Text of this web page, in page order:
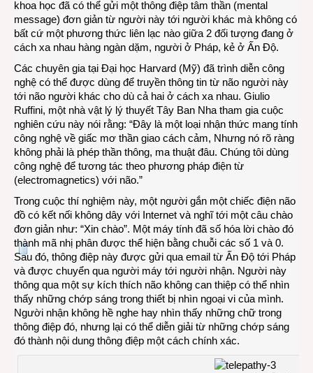
khoa học đã có thể gửi một thông điệp tâm thần (mental
message) đơn giản từ người này tới người khác mà không có
bất cứ một phương thức liên lạc nào giữa 2 đối tượng đang ở
cách xa nhau hàng ngàn dặm, người ở Pháp, kẻ ở Ấn Độ.
Các chuyên gia tại Đại học Harvard (Mỹ) đã trình diễn công
nghệ có thể được dùng để truyền thông tin từ não người này
tới não người khác cho dù cả hai ở cách xa nhau. Giulio
Ruffini, một nhà vật lý lý thuyết Tây Ban Nha tham gia cuộc
nghiên cứu này nói rằng: “Đây là một loại nhận thức mang tính
công nghệ về giấc mơ thần giao cách cảm, Nhưng nó rõ ràng
không phải là phép thần thông, ma thuật đâu. Chúng tôi dùng
công nghệ để tương tác theo phương pháp điện từ
(electromagnetics) với não.”
Trong cuộc thí nghiệm này, một người gắn một chiếc điện não
đồ có kết nối không dây với Internet và nghĩ tới một câu chào
đơn giản như: “Xin chào”. Một máy tính đã số hóa lời chào đó
thành mã nhị phân được thể hiện bằng chuỗi các số 1 và 0.
Sau đó, thông điệp này được gửi qua email từ Ấn Độ tới Pháp
và được chuyển qua người máy tới người nhận. Người này
thông qua một sự kích thích não không can thiệp có thể nhìn
thấy những chớp sáng trong thiết bị nhìn ngoại vi của mình.
Người nhận không hề nghe hay nhìn thấy những chữ trong
thông điệp đó, nhưng lại có thể diễn giải từ những chớp sáng
đó thành nội dung thông điệp một cách chính xác.